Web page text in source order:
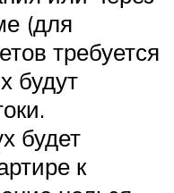
(для
требуется
будут
будет
к